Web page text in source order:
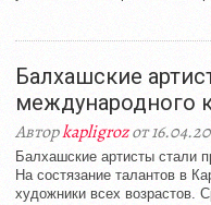
Балхашские
международного
Авторkapligrozот
Балхашские артисты стали
На состязание талантов в
художники всех возрастов.